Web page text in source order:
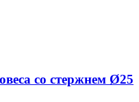
со стержнем Ø25